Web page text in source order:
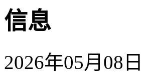
信息
2026年05月08